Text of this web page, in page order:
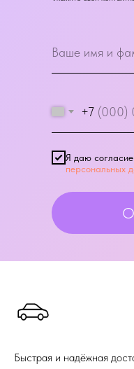
+7
Я даю
персональных
Быстрая и надёжная